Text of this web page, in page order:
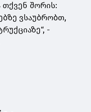
თქვენ შორის:
ვსაუბრობთ,
-